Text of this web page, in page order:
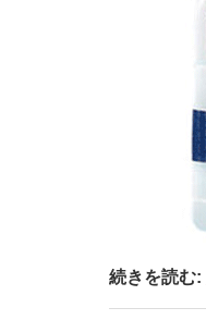
続きを読む: